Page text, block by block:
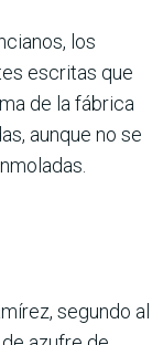
los
escritas que
de la fábrica
aunque no se
segundo al